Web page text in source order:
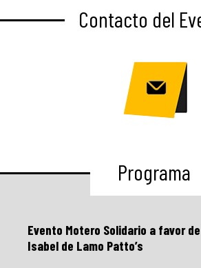
Contacto del
Programa
Evento Motero Solidario a favor
Isabel de Lamo Patto’s